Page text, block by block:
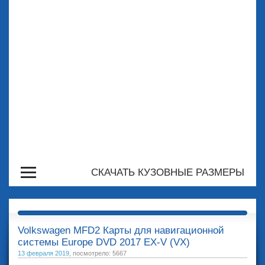
СКАЧАТЬ КУЗОВНЫЕ РАЗМЕРЫ
Volkswagen MFD2 Карты для навигационной
системы Europe DVD 2017 EX-V (VX)
13 февраля 2019 , посмотрело: 5667